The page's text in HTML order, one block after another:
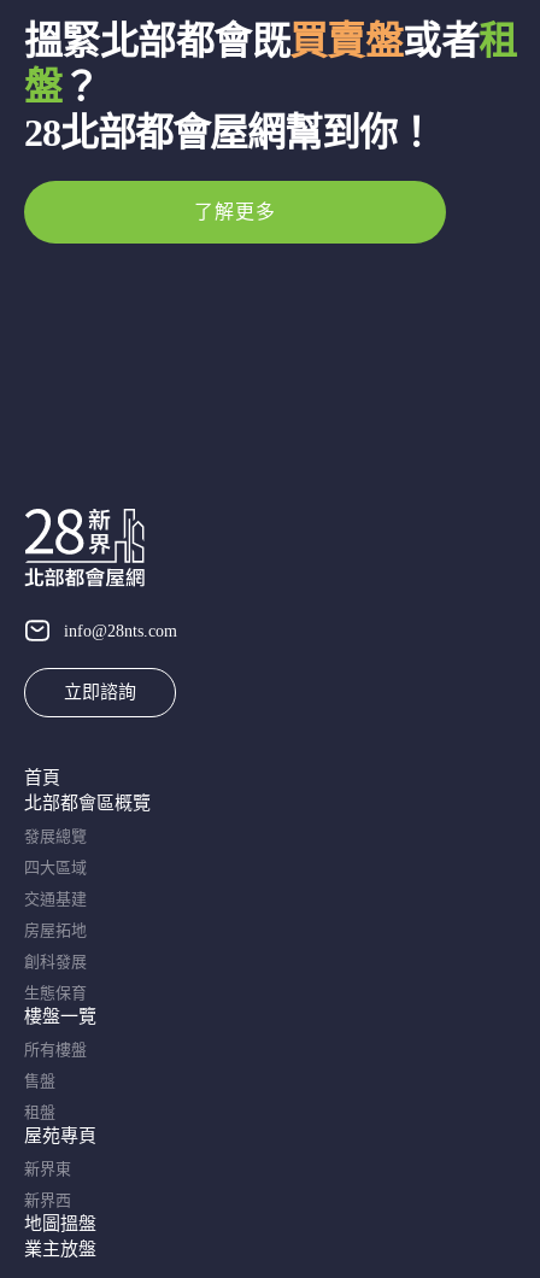
搵緊北部都會既買賣盤或者租
盤？
28北部都會屋網幫到你！
了解更多
info@28nts.com
立即諮詢
首頁
北部都會區概覽​
發展總覽
四大區域
交通基建
房屋拓地
創科發展
生態保育
樓盤一覽
所有樓盤
售盤
租盤
屋苑專頁
新界東
新界西
地圖搵盤
業主放盤